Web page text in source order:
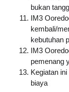
bukan
IM3
kembali/
kebutuhan
IM3
pemenang
Kegiatan
biaya